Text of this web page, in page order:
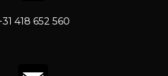
418 652 560